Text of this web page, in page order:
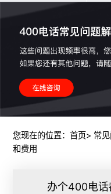
您现在的位置： 首页> 常
和费用
办个400电话